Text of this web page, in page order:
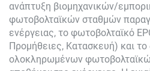
ανάπτυξη βιομηχανικών/
φωτοβολταϊκών σταθμών
ενέργειας, το φωτοβολταϊκό
Προμήθειες, Κατασκευή) και το
ολοκληρωμένων